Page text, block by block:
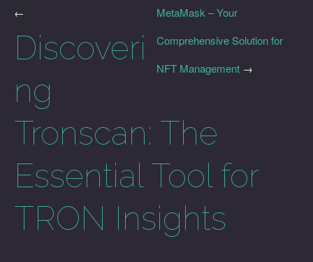
MetaMask – Your
Comprehensive Solution for
NFT Management →
←
Discoveri
ng
Tronscan: The
Essential Tool for
TRON Insights